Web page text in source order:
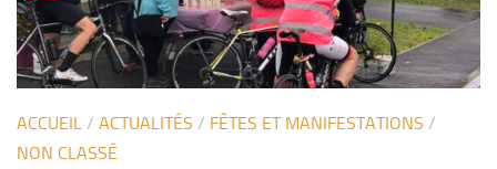
ACCUEIL / ACTUALITÉS / FÊTES ET MANIFESTATIONS /
NON CLASSÉ